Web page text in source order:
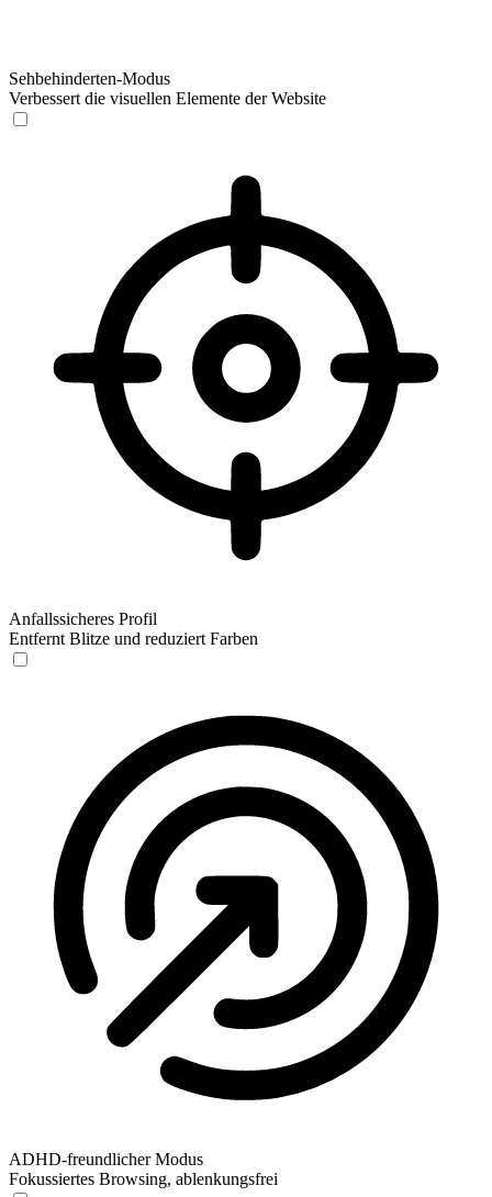
Sehbehinderten-Modus
Verbessert die visuellen Elemente der Website
Anfallssicheres Profil
Entfernt Blitze und reduziert Farben
ADHD-freundlicher Modus
Fokussiertes Browsing, ablenkungsfrei